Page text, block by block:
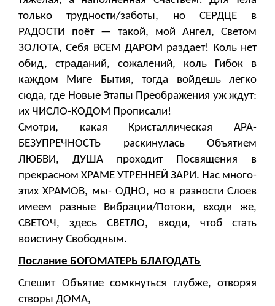
только трудности/заботы, но СЕРДЦЕ в
РАДОСТИ поёт — такой, мой Ангел, Светом
ЗОЛОТА, Себя ВСЕМ ДАРОМ раздает! Коль нет
обид, страданий, сожалений, коль Гибок в
каждом Миге Бытия, тогда войдешь легко
сюда, где Новые Этапы Преображения уж ждут:
их ЧИСЛО-КОДОМ Прописали!
Смотри, какая Кристаллическая АРА-
БЕЗУПРЕЧНОСТЬ раскинулась Объятием
ЛЮБВИ, ДУША проходит Посвящения в
прекрасном ХРАМЕ УТРЕННЕЙ ЗАРИ. Нас много-
этих ХРАМОВ, мы- ОДНО, но в разности Слоев
имеем разные Вибрации/Потоки, входи же,
СВЕТОЧ, здесь СВЕТЛО, входи, чтоб стать
воистину Свободным.
Послание БОГОМАТЕРЬ БЛАГОДАТЬ
Спешит Объятие сомкнуться глубже, отворяя
створы ДОМА,